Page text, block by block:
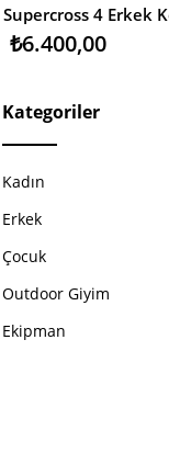
₺6.400,00
Kategoriler
Kadın
Erkek
Çocuk
Outdoor Giyim
Ekipman